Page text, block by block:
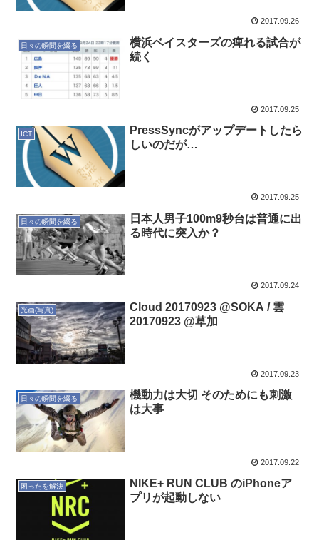
2017.09.26
日々の瞬間を綴る
横浜ベイスターズの痺れる試合が
続く
2017.09.25
ICT
PressSyncがアップデートしたら
しいのだが…
2017.09.25
日々の瞬間を綴る
日本人男子100m9秒台は普通に出
る時代に突入か？
2017.09.24
光画(写真)
Cloud 20170923 @SOKA / 雲
20170923 @草加
2017.09.23
日々の瞬間を綴る
機動力は大切 そのためにも刺激
は大事
2017.09.22
困ったを解決
NIKE+ RUN CLUB のiPhoneア
プリが起動しない